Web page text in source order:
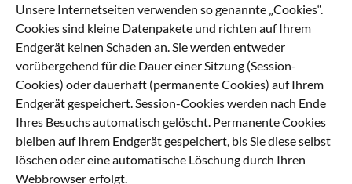
Unsere Internetseiten verwenden so genannte „Cookies“.
Cookies sind kleine Datenpakete und richten auf Ihrem
Endgerät keinen Schaden an. Sie werden entweder
vorübergehend für die Dauer einer Sitzung (Session-
Cookies) oder dauerhaft (permanente Cookies) auf Ihrem
Endgerät gespeichert. Session-Cookies werden nach Ende
Ihres Besuchs automatisch gelöscht. Permanente Cookies
bleiben auf Ihrem Endgerät gespeichert, bis Sie diese selbst
löschen oder eine automatische Löschung durch Ihren
Webbrowser erfolgt.